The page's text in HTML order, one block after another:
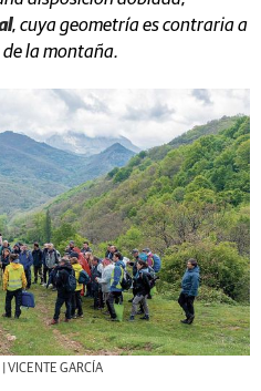
, cuya geometría es contraria a
la montaña.
GARCÍA